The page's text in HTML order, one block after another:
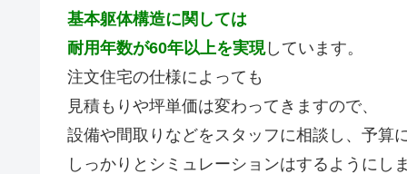
基本躯体構造に関しては
耐用年数が60年以上を実現しています。
注文住宅の仕様によっても
見積もりや坪単価は変わってきますので、
設備や間取りなどをスタッフに相談し、予算
しっかりとシミュレーションはするようにし